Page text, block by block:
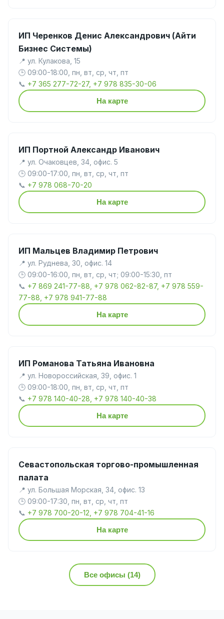
ИП Черенков Денис Александрович (Айти
Бизнес Системы)
📍 ул. Кулакова, 15
🕒 09:00-18:00, пн, вт, ср, чт, пт
📞 +7 365 277-72-27, +7 978 835-30-06
На карте
ИП Портной Александр Иванович
📍 ул. Очаковцев, 34, офис. 5
🕒 09:00-17:00, пн, вт, ср, чт, пт
📞 +7 978 068-70-20
На карте
ИП Мальцев Владимир Петрович
📍 ул. Руднева, 30, офис. 14
🕒 09:00-16:00, пн, вт, ср, чт; 09:00-15:30, пт
📞 +7 869 241-77-88, +7 978 062-82-87, +7 978 559-
77-88, +7 978 941-77-88
На карте
ИП Романова Татьяна Ивановна
📍 ул. Новороссийская, 39, офис. 1
🕒 09:00-18:00, пн, вт, ср, чт, пт
📞 +7 978 140-40-28, +7 978 140-40-38
На карте
Севастопольская торгово-промышленная
палата
📍 ул. Большая Морская, 34, офис. 13
🕒 09:00-17:30, пн, вт, ср, чт, пт
📞 +7 978 700-20-12, +7 978 704-41-16
На карте
Все офисы (14)